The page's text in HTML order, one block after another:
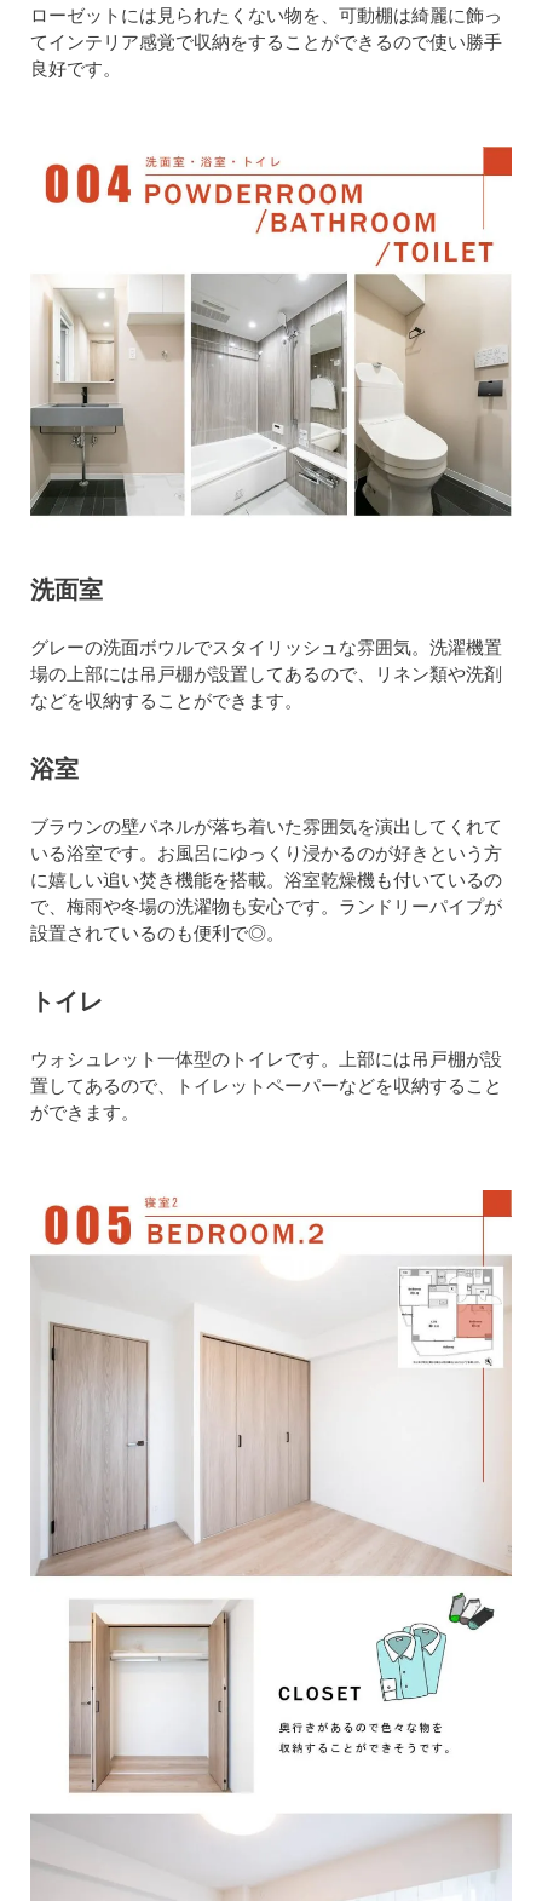
ローゼットには見られたくない物を、可動棚は綺麗に飾っ
てインテリア感覚で収納をすることができるので使い勝手
良好です。
洗面室
グレーの洗面ボウルでスタイリッシュな雰囲気。洗濯機置
場の上部には吊戸棚が設置してあるので、リネン類や洗剤
などを収納することができます。
浴室
ブラウンの壁パネルが落ち着いた雰囲気を演出してくれて
いる浴室です。お風呂にゆっくり浸かるのが好きという方
に嬉しい追い焚き機能を搭載。浴室乾燥機も付いているの
で、梅雨や冬場の洗濯物も安心です。ランドリーパイプが
設置されているのも便利で◎。
トイレ
ウォシュレット一体型のトイレです。上部には吊戸棚が設
置してあるので、トイレットペーパーなどを収納すること
ができます。